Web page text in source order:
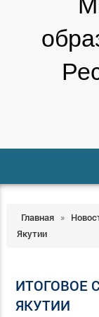
Главная »
Якутии
ИТОГОВОЕ
ЯКУТИИ